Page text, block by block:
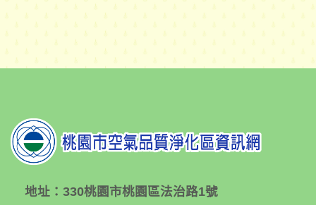
地址： 330桃園市桃園區法治路1號